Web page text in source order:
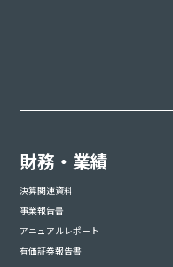
財務・業績
決算関連資料
事業報告書
アニュアルレポート
有価証券報告書